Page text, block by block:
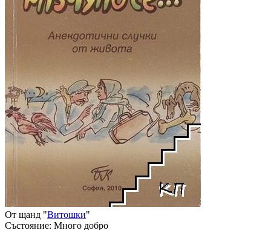
От щанд "Витошки"
Състояние: Много добро